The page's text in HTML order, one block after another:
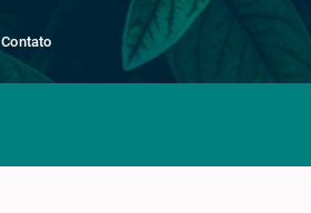
Contato